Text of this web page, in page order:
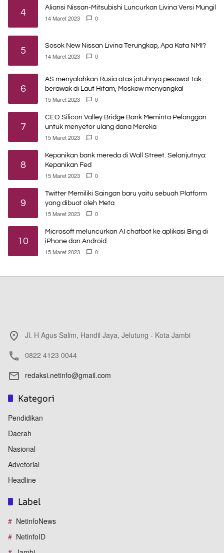
4 Aliansi Nissan-Mitsubishi Luncurkan Livina Versi Mungil
14 Maret 2023 0
5 Sosok New Nissan Livina Terungkap, Apa Kata NMI?
14 Maret 2023 0
6
AS menyalahkan Rusia atas jatuhnya pesawat tak
berawak di Laut Hitam, Moskow menyangkal
15 Maret 2023 0
7
CEO Silicon Valley Bridge Bank Meminta Pelanggan
untuk menyetor ulang dana Mereka
15 Maret 2023 0
8
Kepanikan bank mereda di Wall Street. Selanjutnya:
Kepanikan Fed
15 Maret 2023 0
9
Twitter Memiliki Saingan baru yaitu sebuah Platform
yang dibuat oleh Meta
15 Maret 2023 0
10
Microsoft meluncurkan AI chatbot ke aplikasi Bing di
iPhone dan Android
15 Maret 2023 0
Jl. H Agus Salim, Handil Jaya, Jelutung - Kota Jambi
0822 4123 0044
redaksi.netinfo@gmail.com
Kategori
Pendidikan
Daerah
Nasional
Advetorial
Headline
Label
NetinfoNews
NetinfoID